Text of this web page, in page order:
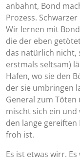
anbahnt, Bond
Prozess.
Wir lernen mit
die der eben
das natürlich nicht,
erstmals seltsam)
Hafen, wo sie den
der sie umbringen
General zum Töten
mischt sich ein
den lange
froh ist.
Es ist etwas wirr.